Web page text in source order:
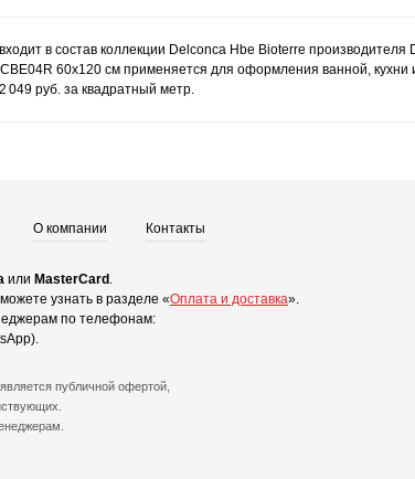
в состав коллекции Delconca Hbe Bioterre
60x120 см применяется для оформления ванной, кухни
руб. за квадратный метр.
О компании Контакты
или MasterCard .
узнать в разделе «Оплата и доставка».
по телефонам:
публичной офертой,